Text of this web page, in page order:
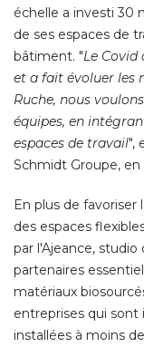
échelle a investi 30
de ses espaces de
bâtiment. "Le
et a fait évoluer les
Ruche, nous
équipes, en
espaces de travail",
Schmidt Groupe,
En plus de favoriser
des espaces
par l'Ajeance,
partenaires
matériaux
entreprises qui
installées à moins